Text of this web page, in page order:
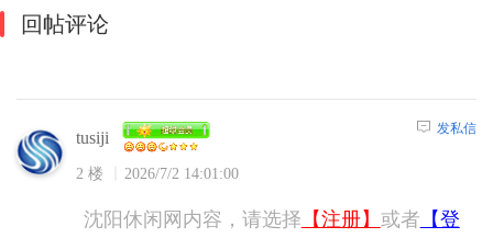
回帖评论
tusiji
2 楼 2026/7/2 14:01:00
发私信
沈阳休闲网内容，请选择 【注册】 或者 【登